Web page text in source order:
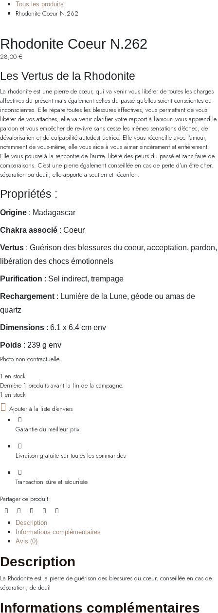
Tous les produits
Rhodonite Coeur N.262
Rhodonite Coeur N.262
28,00 €
Les Vertus de la Rhodonite
La rhodonite est une pierre de cœur, qui va venir vous libérer de toutes les charges
affectives du présent mais également celles du passé qu’elles soient conscientes ou
inconscientes. Elle répare toutes les blessures affectives, vous permettant de vous
libérer de vos attaches, elle va venir clarifier votre rapport à l’amour, vous apprend le
pardon et vous empêcher de revivre sans cesse les mêmes sensations d’échec, de
dévalorisation et de culpabilité autodestructrice. Elle vous réconcilie avec l’amour,
notamment de vous-même, elle vous aide à vous aimer sincèrement et entièrement.
Elle vous pousse à la rencontre de l’autre, libéré des peurs du passé et sans faire de
comparaisons. C’est une pierre également conseillée en cas de perte d’un être cher,
séparation ou deuil, elle apportera soutien et réconfort.
Propriétés :
Origine : Madagascar
Chakra associé : Coeur
Vertus : Guérison des blessures du coeur, acceptation, pardon,
libération des chocs émotionnels
Purification : Sel indirect, trempage
Rechargement: Lumière de la Lune, géode ou amas de
quartz
Dimensions : 6.1 x 6.4 cm env
Poids : 239 g env
Photo non contractuelle
1 en stock
Dernière 1 produits avant la fin de la campagne.
1 en stock
Ajouter à la liste d'envies
Garantie du meilleur prix
Livraison gratuite sur toutes les commandes
Transaction sûre et sécurisée
Partager ce produit:
Description
Informations complémentaires
Avis (0)
Description
La Rhodonite est la pierre de guérison des blessures du cœur, conseillée en cas de
séparation, de deuil
Informations complémentaires